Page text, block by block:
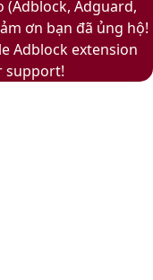
(Adblock, Adguard,
ơn bạn đã ủng hộ!
Adblock extension
support!